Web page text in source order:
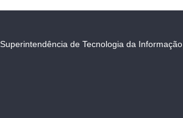
Superintendência de Tecnologia da Informação